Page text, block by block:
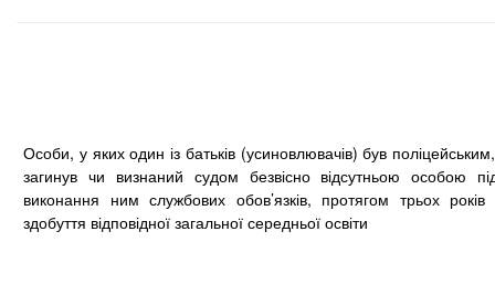
Особи, у яких один із батьків (усиновлювачів) був
загинув чи визнаний судом безвісно відсутньою особою
виконання ним службових обов’язків, протягом трьох років
здобуття відповідної загальної середньої освіти